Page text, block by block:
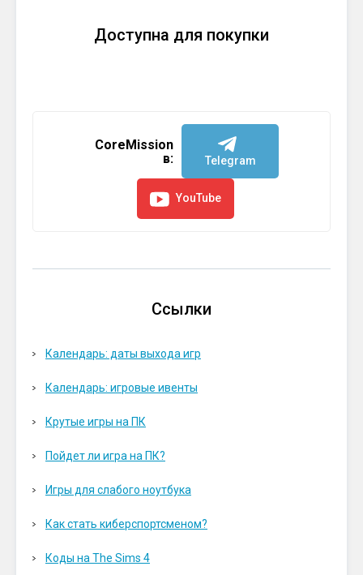
Доступна для покупки
CoreMission
в:
Telegram
YouTube
Ссылки
Календарь: даты выхода игр
Календарь: игровые ивенты
Крутые игры на ПК
Пойдет ли игра на ПК?
Игры для слабого ноутбука
Как стать киберспортсменом?
Коды на The Sims 4